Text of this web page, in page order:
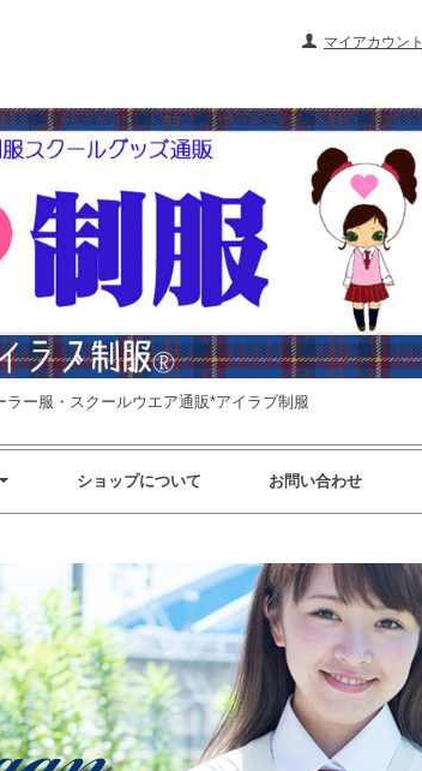
マイアカウント
ー服・スクールウエア通販*アイラブ制服
ショップについて お問い合わせ